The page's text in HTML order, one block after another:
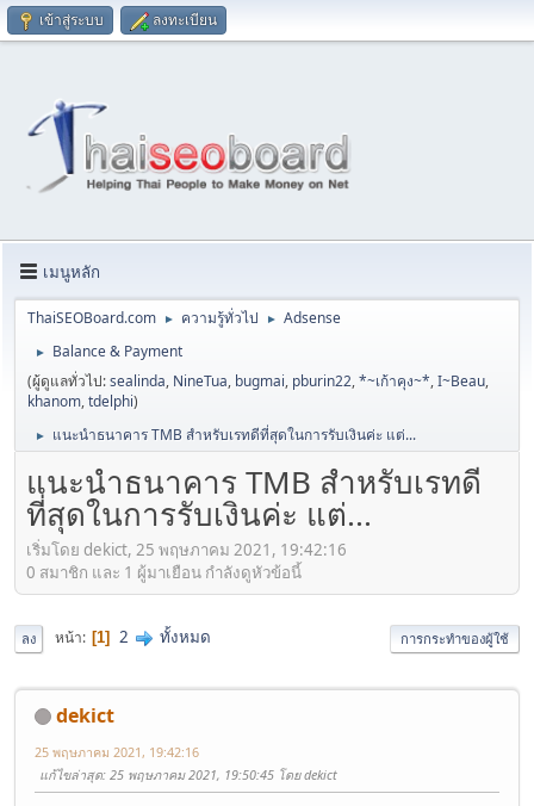
เข้าสู่ระบบ ลงทะเบียน
เมนูหลัก
ThaiSEOBoard.com ► ความรู้ทั่วไป ► Adsense
►
Balance & Payment
(ผู้ดูแลทั่วไป:sealinda, NineTua, bugmai, pburin22,*~เก้าคุง~*,I~Beau,
khanom,tdelphi)
► แนะนำธนาคาร TMB สำหรับเรทดีที่สุดในการรับเงินค่ะ แต่...
แนะนำธนาคาร TMB สำหรับเรทดี
ที่สุดในการรับเงินค่ะ แต่...
เริ่มโดย dekict, 25 พฤษภาคม 2021, 19:42:16
0 สมาชิก และ 1 ผู้มาเยือน กำลังดูหัวข้อนี้
ลง หน้า 1 2 ทั้งหมด การกระทำของผู้ใช้
dekict
25 พฤษภาคม 2021, 19:42:16
แก้ไขล่าสุด: 25 พฤษภาคม 2021, 19:50:45 โดย dekict